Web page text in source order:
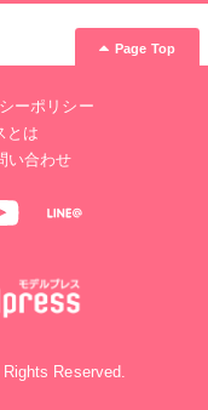
Page Top
ーポリシー
とは
い合わせ
Reserved.